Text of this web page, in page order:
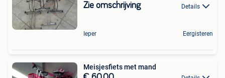
Zie omschrijving Details
Ieper Eergisteren
Meisjesfiets met mand